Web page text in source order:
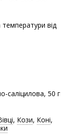
від
саліцилова, 50 г
, Кози, Коні,